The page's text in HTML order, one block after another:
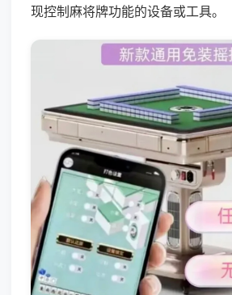
现控制麻将牌功能的设备或工具。